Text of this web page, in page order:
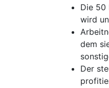
Die 50
wird
dem
Der